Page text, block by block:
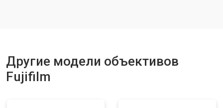
Другие модели объективов
Fujifilm